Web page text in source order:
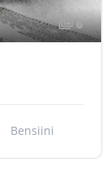
6
Bensiini